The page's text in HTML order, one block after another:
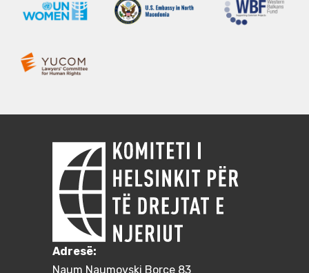
Adresë:
Naum Naumovski Borce 83